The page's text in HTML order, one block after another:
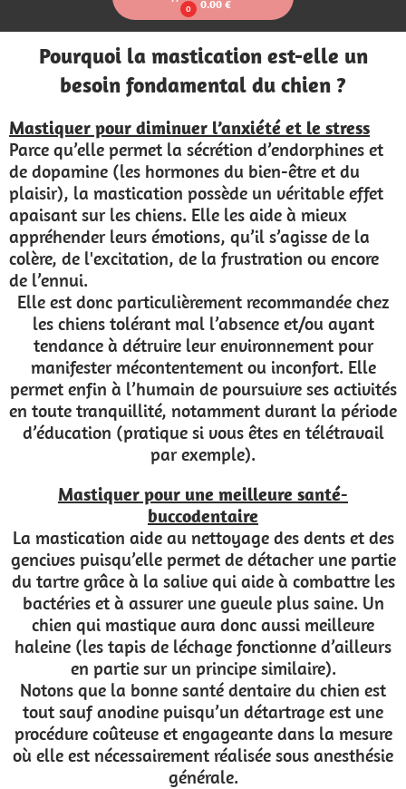
0
0.00 €
Pourquoi la mastication est-elle un
besoin fondamental du chien ?
Mastiquer pour diminuer l’anxiété et le stress
Parce qu’elle permet la sécrétion d’endorphines et
de dopamine (les hormones du bien-être et du
plaisir), la mastication possède un véritable effet
apaisant sur les chiens. Elle les aide à mieux
appréhender leurs émotions, qu’il s’agisse de la
colère, de l'excitation, de la frustration ou encore
de l’ennui.
Elle est donc particulièrement recommandée chez
les chiens tolérant mal l’absence et/ou ayant
tendance à détruire leur environnement pour
manifester mécontentement ou inconfort. Elle
permet enfin à l’humain de poursuivre ses activités
en toute tranquillité, notamment durant la période
d’éducation (pratique si vous êtes en télétravail
par exemple).
Mastiquer pour une meilleure santé-
buccodentaire
La mastication aide au nettoyage des dents et des
gencives puisqu’elle permet de détacher une partie
du tartre grâce à la salive qui aide à combattre les
bactéries et à assurer une gueule plus saine. Un
chien qui mastique aura donc aussi meilleure
haleine (les tapis de léchage fonctionne d’ailleurs
en partie sur un principe similaire).
Notons que la bonne santé dentaire du chien est
tout sauf anodine puisqu’un détartrage est une
procédure coûteuse et engageante dans la mesure
où elle est nécessairement réalisée sous anesthésie
générale.